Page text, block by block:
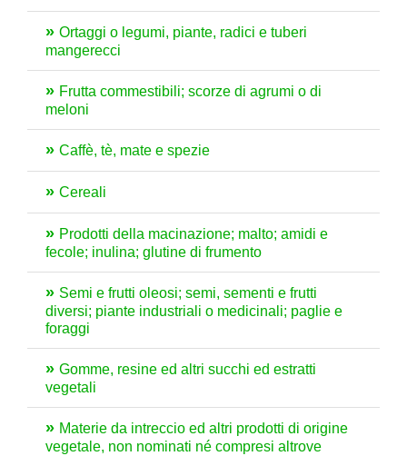
Ortaggi o legumi, piante, radici e tuberi
mangerecci
Frutta commestibili; scorze di agrumi o di
meloni
Caffè, tè, mate e spezie
Cereali
Prodotti della macinazione; malto; amidi e
fecole; inulina; glutine di frumento
Semi e frutti oleosi; semi, sementi e frutti
diversi; piante industriali o medicinali; paglie e
foraggi
Gomme, resine ed altri succhi ed estratti
vegetali
Materie da intreccio ed altri prodotti di origine
vegetale, non nominati né compresi altrove